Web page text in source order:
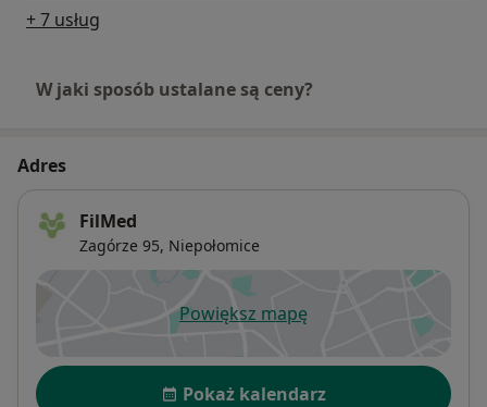
+ 7 usług
W jaki sposób ustalane są ceny?
Adres
FilMed
Zagórze 95, Niepołomice
Powiększ mapęotwiera się w nowej karcie
Dostępność
Pokaż kalendarz